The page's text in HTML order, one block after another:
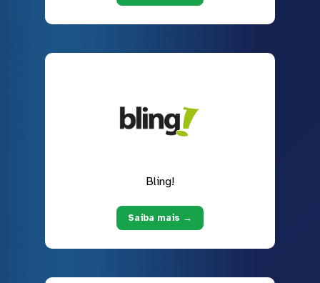
Bling!
Saiba mais →